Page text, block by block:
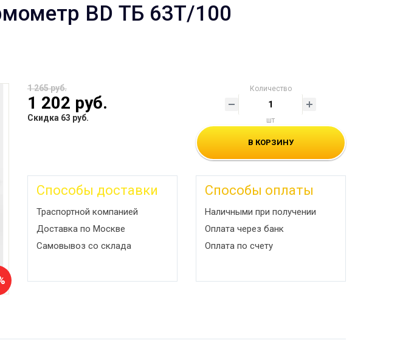
BD ТБ 63Т/100
1 265 руб.
1 202 руб.
Скидка 63 руб.
Количество
шт
В КОРЗИНУ
Способы доставки
Траспортной компанией
Доставка по Москве
Самовывоз со склада
Способы оплаты
Наличными при получении
Оплата через банк
Оплата по счету